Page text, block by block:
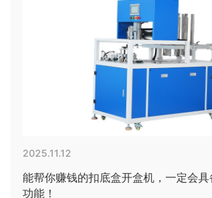
2025.11.12
能帮你赚钱的扣底盒开盒机，一定会
功能！